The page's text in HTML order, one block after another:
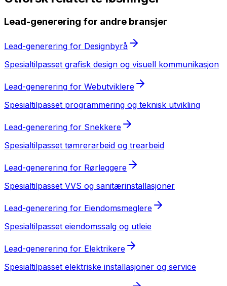
Lead-generering for andre bransjer
Lead-generering for Designbyrå
Spesialtilpasset grafisk design og visuell kommunikasjon
Lead-generering for Webutviklere
Spesialtilpasset programmering og teknisk utvikling
Lead-generering for Snekkere
Spesialtilpasset tømrerarbeid og trearbeid
Lead-generering for Rørleggere
Spesialtilpasset VVS og sanitærinstallasjoner
Lead-generering for Eiendomsmeglere
Spesialtilpasset eiendomssalg og utleie
Lead-generering for Elektrikere
Spesialtilpasset elektriske installasjoner og service